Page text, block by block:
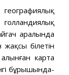
аралында
білетін
карта
бұрышында-